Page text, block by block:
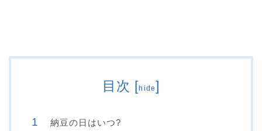
目次 [hide]
納豆の日はいつ?